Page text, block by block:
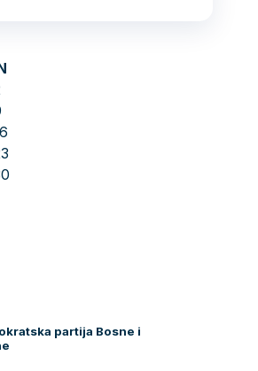
partija Bosne i